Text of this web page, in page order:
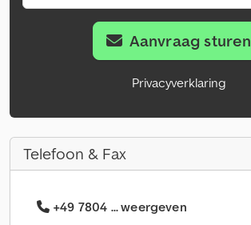
Aanvraag sturen
Privacyverklaring
Telefoon & Fax
+49 7804 ... weergeven